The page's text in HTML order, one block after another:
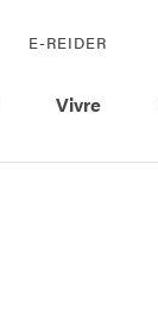
E-REIDER
Vivre